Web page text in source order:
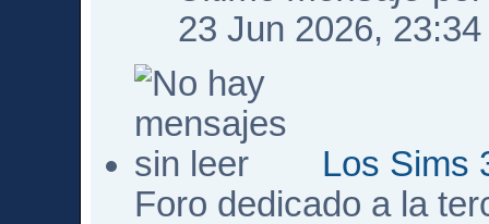
23 Jun 2026, 23:34
Los Sims
Foro dedicado a la